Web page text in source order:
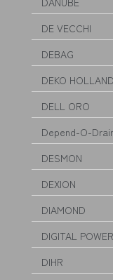
DE VECCHI
DEBAG
DEKO HOLLAND
DELL ORO
Depend-O-
DESMON
DEXION
DIAMOND
DIGITAL
DIHR